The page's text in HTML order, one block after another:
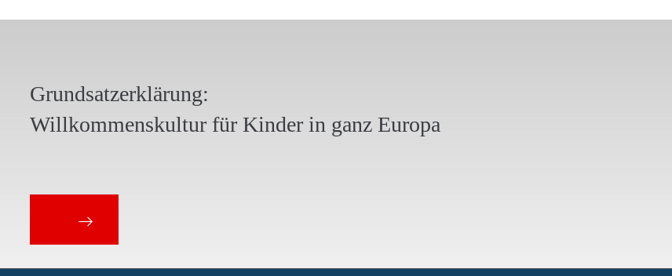
Grundsatzerklärung:
Willkommenskultur für Kinder in ganz Europa